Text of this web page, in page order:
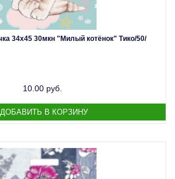
34х45 30мкн "Милый котёнок" Тико/50/
10.00 руб.